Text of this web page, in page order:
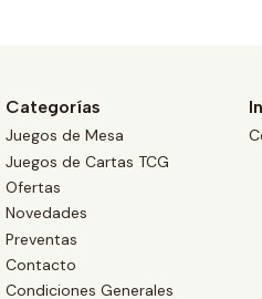
Categorías
Juegos de Mesa
Juegos de Cartas TCG
Ofertas
Novedades
Preventas
Contacto
Condiciones Generales